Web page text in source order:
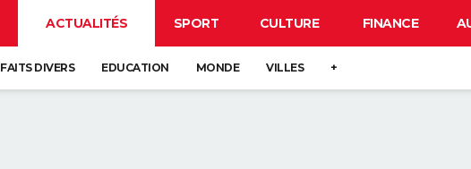
ACTUALITÉS SPORT CULTURE FINANCE
FAITS DIVERS EDUCATION MONDE VILLES +